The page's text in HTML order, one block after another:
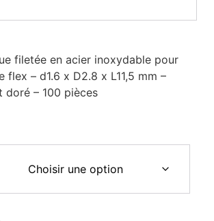
filetée en acier inoxydable pour
flex – d1.6 x D2.8 x L11,5 mm –
doré – 100 pièces